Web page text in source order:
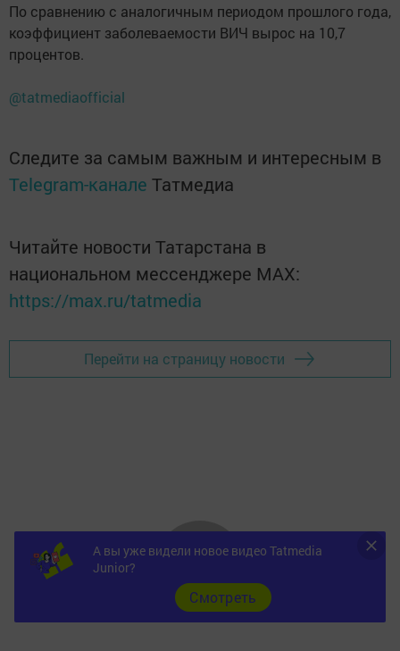
По сравнению с аналогичным периодом прошлого года,
коэффициент заболеваемости ВИЧ вырос на 10,7
процентов.
@tatmediaofficial
Следите за самым важным и интересным в
Telegram-канале Татмедиа
Читайте новости Татарстана в
национальном мессенджере MАХ:
https://max.ru/tatmedia
Перейти на страницу новости
А вы уже видели новое видео Tatmedia
Junior?
Cмотреть